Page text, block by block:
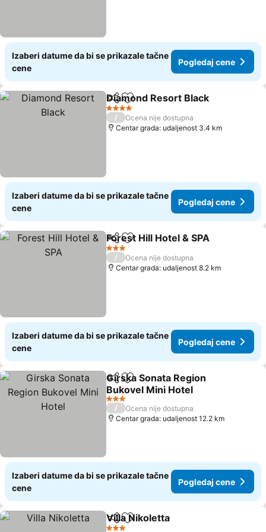
Izaberi datume da bi se prikazale tačne
cene
Pogledaj cene
Deli Dodati u favorite
Diamond Resort Black
4 Zvezdice
/
Ocena nije dostupna
Centar grada: udaljenost 3.4 km
Izaberi datume da bi se prikazale tačne
cene
Pogledaj cene
Deli Dodati u favorite
Forest Hill Hotel & SPA
3 Zvezdice
/
Ocena nije dostupna
Centar grada: udaljenost 8.2 km
Izaberi datume da bi se prikazale tačne
cene
Pogledaj cene
Deli Dodati u favorite
Girska Sonata Region
Bukovel Mini Hotel
3 Zvezdice
/
Ocena nije dostupna
Centar grada: udaljenost 12.2 km
Izaberi datume da bi se prikazale tačne
cene
Pogledaj cene
Deli Dodati u favorite
Villa Nikoletta